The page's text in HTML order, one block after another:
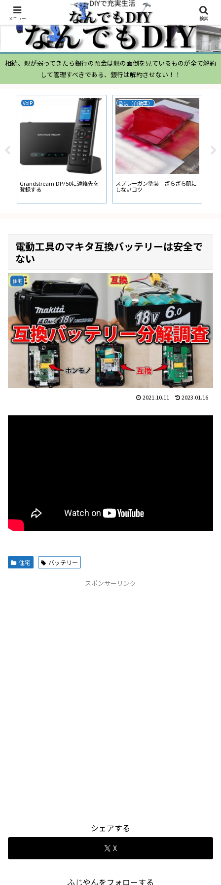
相続、親が弱ってきたら銀行の預金は親の面倒を見ているものが全て解約
して管理すべきである、銀行は解約させない！！
VoIP
Grandstream DP750に連絡先を
登録する
塗装（自動車）
スプレーガン塗装 ざらざら肌に
しないコツ
ム
電動工具のマキタ互換バッテリーは安全で
ない
住宅
2021.10.11 2023.01.16
住宅 バッテリー
スポンサーリンク
シェアする
X
ふじやんをフォローする
メニュー 検索